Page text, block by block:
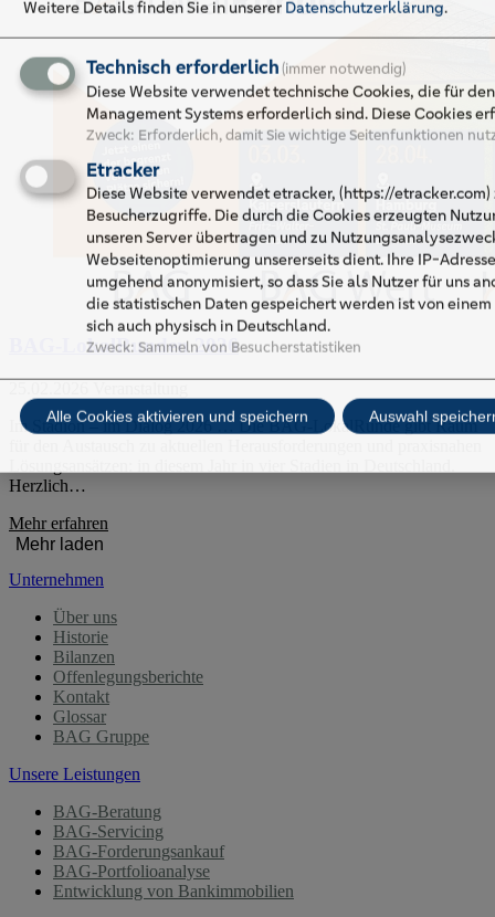
BAG-LokalRunden 2026
Im Stadion – im Dialog 2026 … Die BAG-LokalRunde gibt Raum
Herzlich…
Mehr erfahren
Mehr laden
Unternehmen
Über uns
Historie
Bilanzen
Offenlegungsberichte
Kontakt
Glossar
BAG Gruppe
Unsere Leistungen
BAG-Beratung
BAG-Servicing
BAG-Forderungsankauf
BAG-Portfolioanalyse
Entwicklung von Bankimmobilien
Weitere Details finden Sie in unserer Datenschutzerklärung.
Technisch erforderlich (immer notwendig)
Diese Website verwendet technische Cookies, die für
Management Systems erforderlich sind. Diese Cookies
Zweck: Erforderlich, damit Sie wichtige Seitenfunktionen
Etracker
Diese Website verwendet etracker, (https://
Besucherzugriffe. Die durch die Cookies erzeugten
unseren Server übertragen und zu
Webseitenoptimierung unsererseits dient. Ihre IP-
umgehend anonymisiert, so dass Sie als Nutzer für uns
die statistischen Daten gespeichert werden ist von
sich auch physisch in Deutschland.
Zweck: Sammeln von Besucherstatistiken
Alle Cookies aktivieren und speichern Auswahl